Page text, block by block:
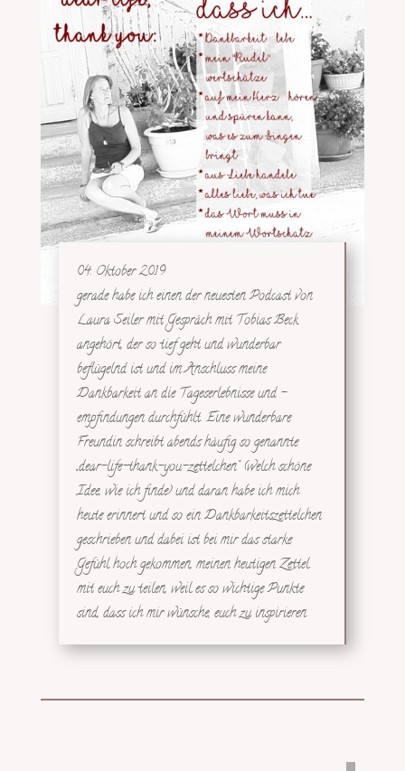
04. Oktober 2019
gerade habe ich einen der neuesten Podcast von
Laura Seiler mit Gespräch mit Tobias Beck
angehört, der so tief geht und wunderbar
beflügelnd ist und im Anschluss meine
Dankbarkeit an die Tageserlebnisse und -
empfindungen durchfühlt. Eine wunderbare
Freundin schreibt abends häufig so genannte
„dear-life-thank-you-zettelchen“ (welch schöne
Idee, wie ich finde) und daran habe ich mich
heute erinnert und so ein Dankbarkeitszettelchen
geschrieben und dabei ist bei mir das starke
Gefühl hoch gekommen, meinen heutigen Zettel
mit euch zu teilen, weil es so wichtige Punkte
sind, dass ich mir wünsche, euch zu inspirieren.